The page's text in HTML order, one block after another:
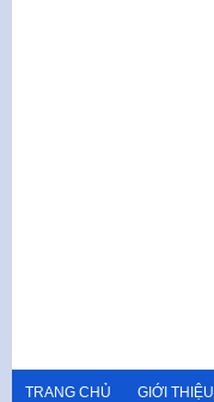
TRANG CHỦ GIỚI THIỆU